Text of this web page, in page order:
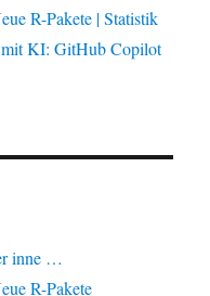
R-Pakete | Statistik
mit KI: GitHub Copilot
inne …
R-Pakete